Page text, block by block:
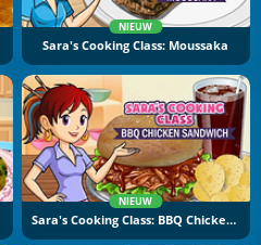
NIEUW
Sara's Cooking Class: Moussaka
NIEUW
Sara's Cooking Class: BBQ Chicken Sandwich